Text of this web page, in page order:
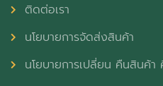
ติดต่อเรา
นโยบายการจัดส่งสินค้า
นโยบายการเปลี่ยน คืนสินค้า